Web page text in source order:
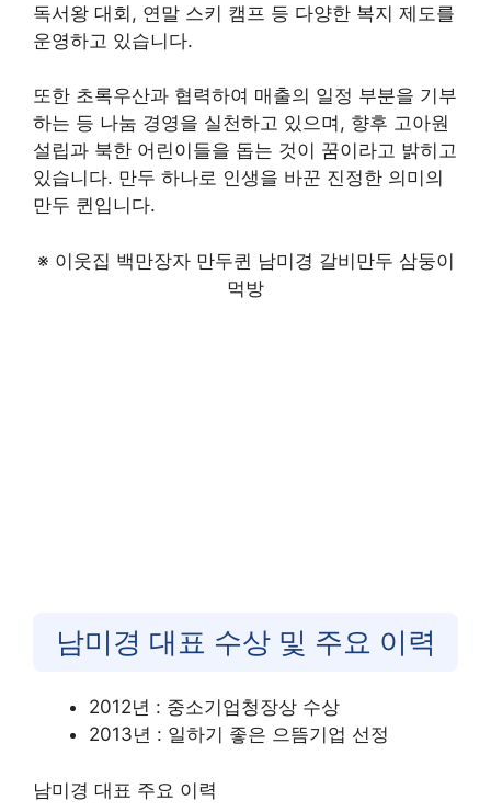
독서왕 대회, 연말 스키 캠프 등 다양한 복지 제도를
운영하고 있습니다.
또한 초록우산과 협력하여 매출의 일정 부분을 기부
하는 등 나눔 경영을 실천하고 있으며, 향후 고아원
설립과 북한 어린이들을 돕는 것이 꿈이라고 밝히고
있습니다. 만두 하나로 인생을 바꾼 진정한 의미의
만두 퀸입니다.
※ 이웃집 백만장자 만두퀸 남미경 갈비만두 삼둥이
먹방
남미경 대표 수상 및 주요 이력
2012년 : 중소기업청장상 수상
2013년 : 일하기 좋은 으뜸기업 선정
남미경 대표 주요 이력